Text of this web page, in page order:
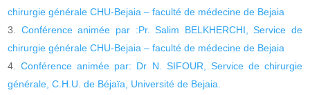
chirurgie générale CHU-Bejaia – faculté de médecine de Bejaia
Conférence animée par :Pr. Salim BELKHERCHI, Service de
chirurgie générale CHU-Bejaia – faculté de médecine de Bejaia
Conférence animée par: Dr N. SIFOUR, Service de chirurgie
générale, C.H.U. de Béjaïa, Université de Bejaia.